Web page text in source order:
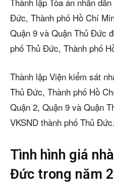
Đức, Thành phố Hồ Chí
Quận 9 và Quận Thủ Đức
phố Thủ Đức, Thành phố
Thành lập Viện kiểm sát
Thủ Đức, Thành phố Hồ
Quận 2, Quận 9 và Quận
VKSND thành phố Thủ Đức.
Tình hình giá
Đức trong năm